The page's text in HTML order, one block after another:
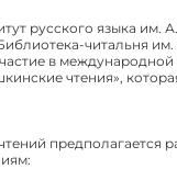
русского языка им.
читальня
в международной
чтения»,
предполагается